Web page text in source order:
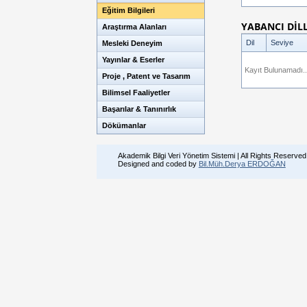
Eğitim Bilgileri
Araştırma Alanları
Mesleki Deneyim
Yayınlar & Eserler
Proje , Patent ve Tasarım
Bilimsel Faaliyetler
Başarılar & Tanınırlık
Dökümanlar
YABANCI
Dil Seviye
Kayıt Bulunamadı...
Akademik Bilgi Veri Yönetim Sistemi | All Rights Reserved
Designed and coded by Bil.Müh.Derya ERDOĞAN